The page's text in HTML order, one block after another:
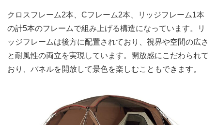
クロスフレーム2本、Cフレーム2本、リッジフレーム1本
の計5本のフレームで組み上げる構造になっています。リ
ッジフレームは後方に配置されており、視界や空間の広さ
と耐風性の両立を実現しています。開放感にこだわられて
おり、パネルを開放して景色を楽しむこともできます。